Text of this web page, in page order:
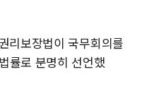
리보장법이 국무회의를
률로 분명히 선언했